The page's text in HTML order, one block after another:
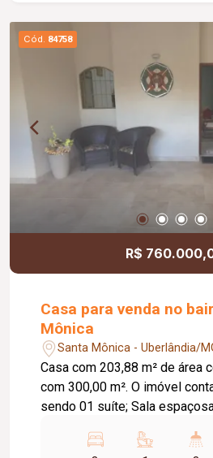
acesso independente aos
Cód. 84758
R$
Casa para venda no
Mônica
Santa Mônica - Uberlândia/
Casa com 203,88 m² de área
com 300,00 m². O imóvel conta com: 03 quartos,
sendo 01 suíte; Sala
gourmet ampla, coberta em